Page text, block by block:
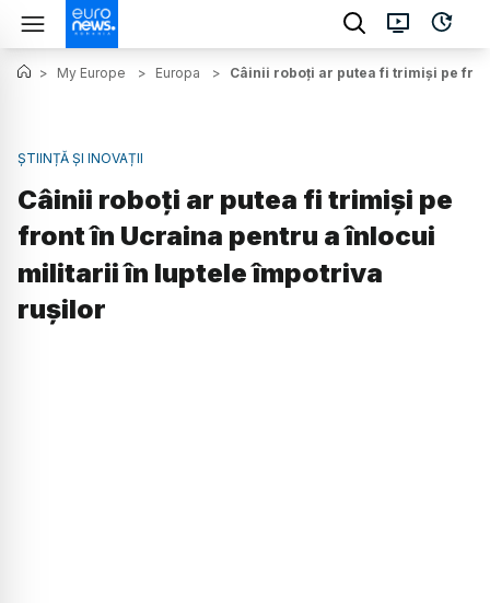
> My Europe > Europa > Câinii roboți ar putea fi trimiși pe
ȘTIINȚĂ ȘI INOVAȚII
Câinii roboți ar putea fi trimiși pe
front în Ucraina pentru a înlocui
militarii în luptele împotriva
rușilor